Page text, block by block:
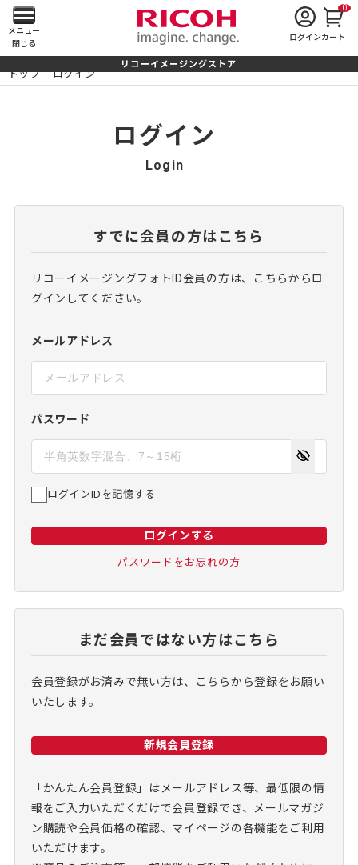
メ
イ
ン
を
開
メニュー
閉じる
ログイン
0
カート
リコーイメージングストア
トップ ログイン
ログイン
Login
すでに会員の方はこちら
リコーイメージングフォトID会員の方は、こちらからロ
グインしてください。
メールアドレス
パスワード
ログインIDを記憶する
ログインする
パスワードをお忘れの方
まだ会員ではない方はこちら
会員登録がお済みで無い方は、こちらから登録をお願い
いたします。
新規会員登録
「かんたん会員登録」はメールアドレス等、最低限の情
報をご入力いただくだけで会員登録でき、メールマガジ
ン購読や会員価格の確認、マイページの各機能をご利用
いただけます。